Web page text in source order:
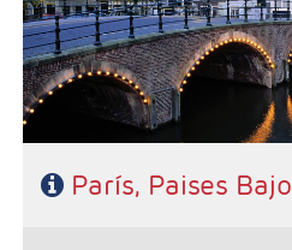
Seguros
Contacto
- Régimen: AD
París, Paises